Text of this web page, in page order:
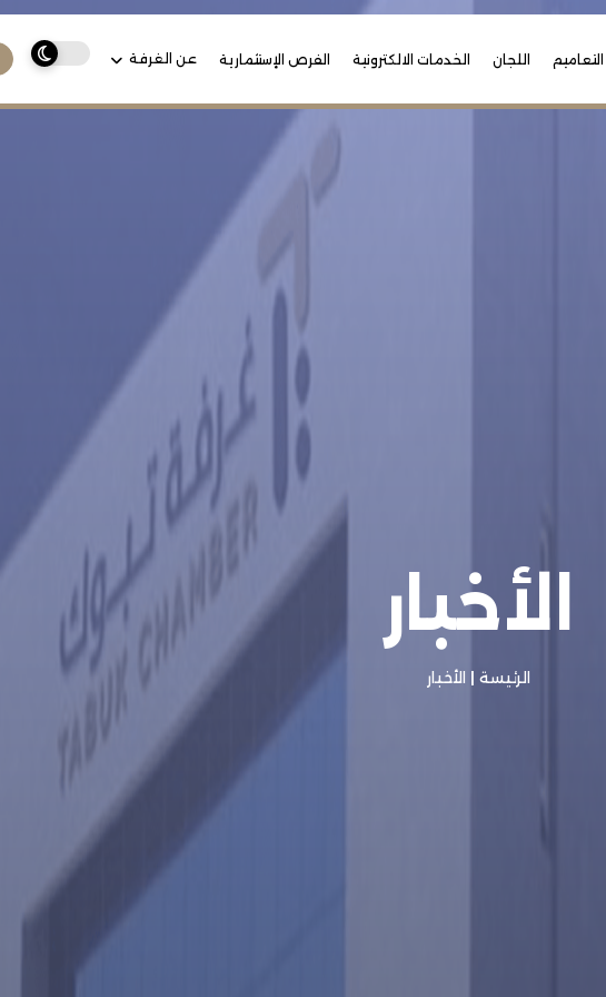
التعاميم اللجان الخدمات الالكترونية الفرص الإستثمارية عن الغرفة
الأخبار
الرئيسة | الأخبار